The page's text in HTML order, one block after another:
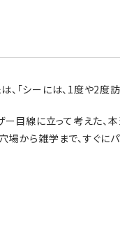
、「シーには、1度や2
線に立って考えた、本
ら雑学まで、すぐにパ